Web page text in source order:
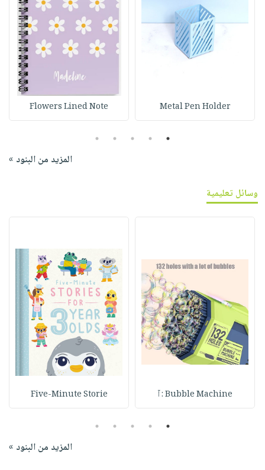
Metal Pen Holder
Flowers Lined Note
1
2
3
4
5
المزيد من البنود »
وسائل تعليمية
Bubble Machine : آ Five-Minute Storie
1
2
3
4
5
المزيد من البنود »